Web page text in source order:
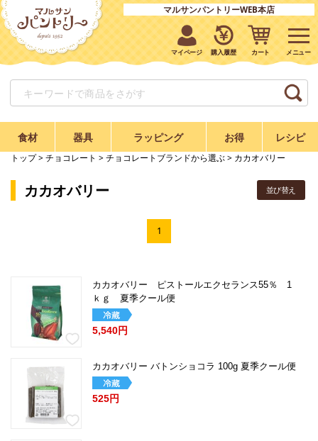
マルサンパントリーWEB本店
マイページ 購入履歴 カート
食材 器具 ラッピング お得 レシピ
トップ> チョコレート > チョコレートブランドから選ぶ> カカオバリー
並び替え
カカオバリー
1
カカオバリー ピストールエクセランス55％ 1
ｋｇ 夏季クール便
5,540円
カカオバリー バトンショコラ 100g 夏季クール便
525円